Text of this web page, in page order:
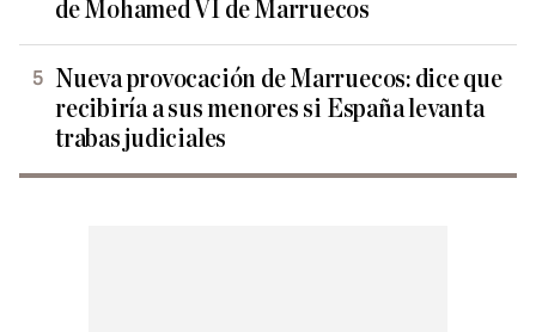
de Mohamed VI de Marruecos
Nueva provocación de Marruecos: dice que
recibiría a sus menores si España levanta
trabas judiciales